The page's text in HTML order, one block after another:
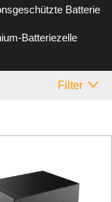
Batterie
Batteriezelle
Filter